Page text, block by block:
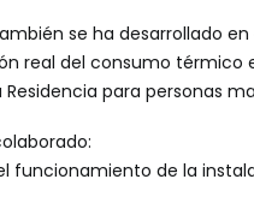
se ha desarrollado
real del consumo térmico
para personas
funcionamiento de la